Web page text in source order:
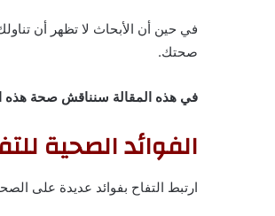
في حين أن الأبحاث لا تظهر أن
صحتك.
في هذه المقالة سنناقش صحة هذه
الفوائد الصحية
ارتبط التفاح بفوائد عديدة على